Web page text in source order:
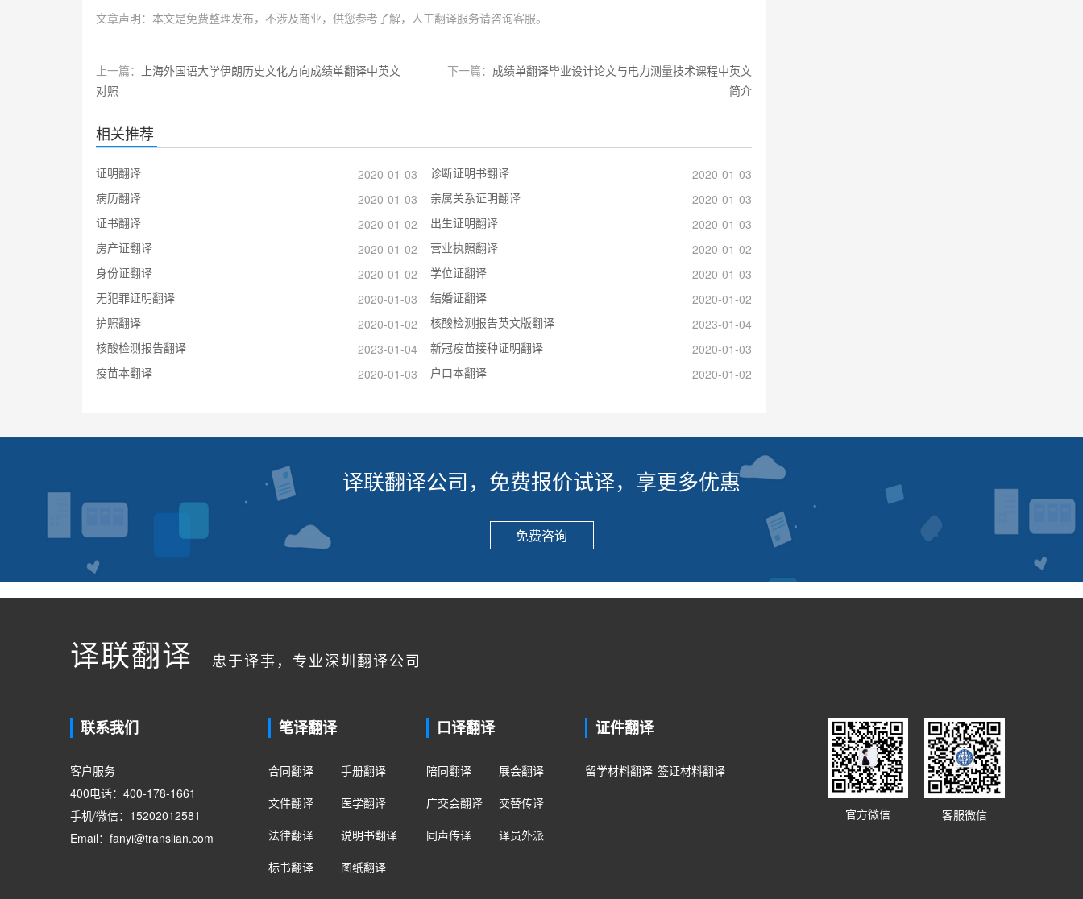
文章声明：本文是免费整理发布，不涉及商业，供您参考了解，人工翻译服务请咨询客服。
上一篇：
上海外国语大学伊朗历史文化方向成绩单翻译中英文
对照
下一篇： 成绩单翻译毕业设计论文与电力测量技术课程中英文
简介
相关推荐
证明翻译 2020-01-03 诊断证明书翻译
2020-01-03
病历翻译
2020-01-03 亲属关系证明翻译
2020-01-03
证书翻译
2020-01-02 出生证明翻译
2020-01-03
房产证翻译
2020-01-02 营业执照翻译
2020-01-02
身份证翻译
2020-01-02 学位证翻译
2020-01-03
无犯罪证明翻译
2020-01-03 结婚证翻译
2020-01-02
护照翻译
2020-01-02 核酸检测报告英文版翻译
2023-01-04
核酸检测报告翻译
2023-01-04 新冠疫苗接种证明翻译
2020-01-03
疫苗本翻译
2020-01-03 户口本翻译 2020-01-02
译联翻译公司，免费报价试译，享更多优惠
免费咨询
译联翻译 忠于译事，专业深圳翻译公司
联系我们
客户服务
400电话：400-178-1661
手机/微信：15202012581
Email：fanyi@translian.com
笔译翻译
合同翻译
手册翻译
文件翻译
医学翻译
法律翻译
说明书翻译
标书翻译
图纸翻译
口译翻译
陪同翻译
展会翻译
广交会翻译
交替传译
同声传译
译员外派
证件翻译
留学材料翻译 签证材料翻译
客服微信
官方微信